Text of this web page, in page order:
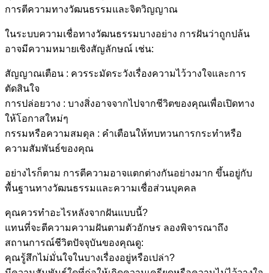
การตีความทางวัฒนธรรมและจิตวิญญาณ
ในระบบความเชื่อทางวัฒนธรรมบางอย่าง การฝันว่าถูกปล้น
อาจมีความหมายเชิงสัญลักษณ์ เช่น:
สัญญาณเตือน : ควรระมัดระวังเรื่องความไว้วางใจและการ
ตัดสินใจ
การปล่อยวาง : บางสิ่งอาจจากไปจากชีวิตของคุณเพื่อเปิดทาง
ให้โอกาสใหม่ๆ
กรรมหรือความสมดุล : คำเตือนให้ทบทวนการกระทำหรือ
ความสัมพันธ์ของคุณ
อย่างไรก็ตาม การตีความอาจแตกต่างกันอย่างมาก ขึ้นอยู่กับ
พื้นฐานทางวัฒนธรรมและความเชื่อส่วนบุคคล
คุณควรทำอะไรหลังจากฝันแบบนี้?
แทนที่จะตีความความฝันตามตัวอักษร ลองพิจารณาถึง
สถานการณ์ชีวิตปัจจุบันของคุณดู:
คุณรู้สึกไม่มั่นใจในบางเรื่องอยู่หรือเปล่า?